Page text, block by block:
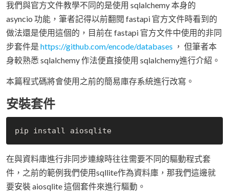
我們與官方文件教學不同的是使用 sqlalchemy 本身的
asyncio 功能，筆者記得以前翻閱 fastapi 官方文件時看到的
做法還是使用這個的，目前在 fastapi 官方文件中使用的非同
步套件是 https://github.com/encode/databases ， 但筆者本
身較熟悉 sqlalchemy 作法便直接使用 sqlalchemy進行介紹。
本篇程式碼將會使用之前的簡易庫存系統進行改寫。
安裝套件
pip install aiosqlite
在與資料庫進行非同步連線時往往需要不同的驅動程式套
件，之前的範例我們使用sqllite作為資料庫，那我們這邊就
要安裝 aiosqlite 這個套件來進行驅動。